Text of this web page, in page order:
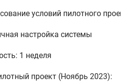
условий пилотного
настройка системы
1 неделя
проект (Ноябрь 2023):